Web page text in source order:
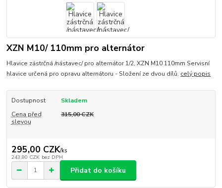
XZN M10/ 110mm pro alternátor
Hlavice zástrčná /nástavec/ pro alternátor 1/2, XZN M10 110mm Servisní
hlavice určená pro opravu alternátoru - Složení ze dvou dílů. celý popis
Dostupnost
Skladem
Cena před
slevou
315,00 CZK
295,00 CZK/ks
243,80 CZK bez DPH
Přidat do košíku